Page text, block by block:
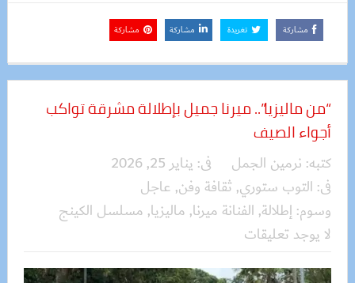
مشاركة تغريدة مشاركة مشاركة
“من ماليزيا”.. ميرنا جميل بإطلالة مشرقة تواكب
أجواء الصيف
كتبه: نرمين الجمل فى: يناير 25, 2026
فى: التوب ستوري, ثقافة وفن, عاجل
وسوم:إطلالة, الفنانة ميرنا, ماليزيا, مسلسل الكينج
لا يوجد تعليقات